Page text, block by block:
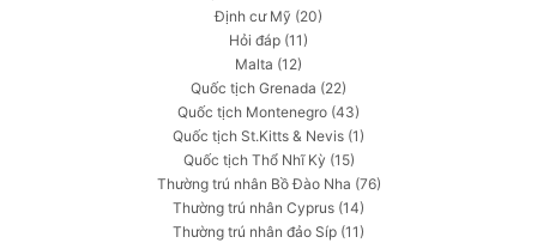
Định cư Mỹ (20)
Hỏi đáp (11)
Malta (12)
Quốc tịch Grenada (22)
Quốc tịch Montenegro (43)
Quốc tịch St.Kitts & Nevis (1)
Quốc tịch Thổ Nhĩ Kỳ (15)
Thường trú nhân Bồ Đào Nha (76)
Thường trú nhân Cyprus (14)
Thường trú nhân đảo Síp (11)